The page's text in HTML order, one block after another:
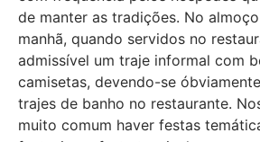
de manter as tradições. No
manhã, quando servidos no
admissível um traje informal com
camisetas, devendo-se
trajes de banho no restaurante.
muito comum haver festas